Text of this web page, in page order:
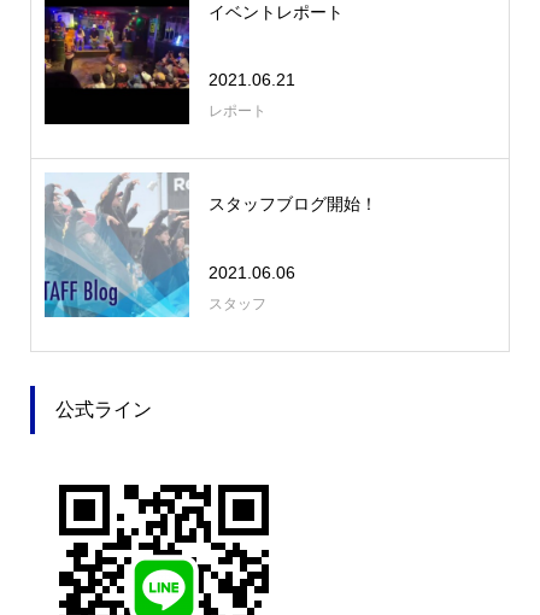
イベントレポート
2021.06.21
レポート
スタッフブログ開始！
2021.06.06
スタッフ
公式ライン